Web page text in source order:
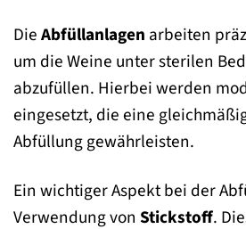
DieAbfüllanlagen arbeiten
um die Weine unter sterilen
abzufüllen. Hierbei werden
eingesetzt, die eine
Abfüllung gewährleisten.
Ein wichtiger Aspekt bei der
Verwendung von Stickstoff.